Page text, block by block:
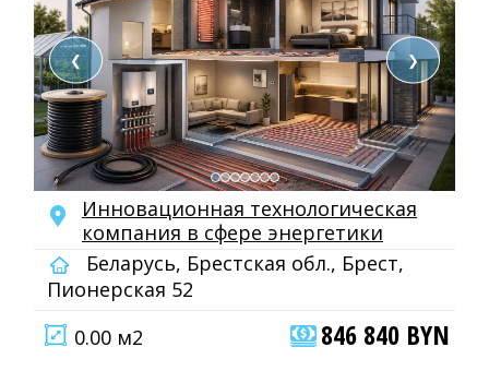
❮ ❯
Инновационная технологическая
компания в сфере энергетики
Беларусь, Брестская обл., Брест,
Пионерская 52
0.00 м2
846 840 BYN